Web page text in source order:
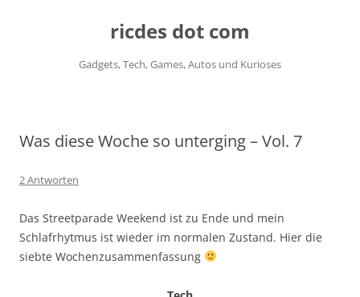
ricdes dot com
Gadgets, Tech, Games, Autos und Kurioses
Was diese Woche so unterging – Vol. 7
2 Antworten
Das Streetparade Weekend ist zu Ende und mein
Schlafrhytmus ist wieder im normalen Zustand. Hier die
siebte Wochenzusammenfassung